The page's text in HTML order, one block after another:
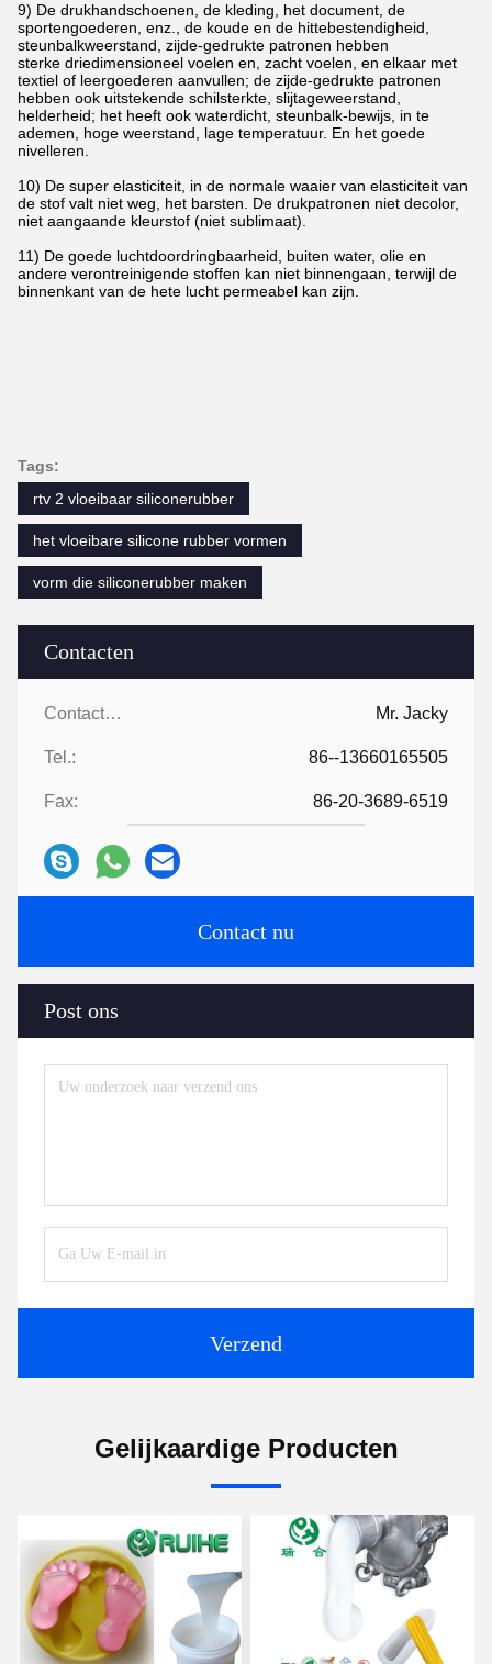
Contacten
Contacten: Mr. Jacky
Tel.: 86--13660165505
Fax: 86-20-3689-6519
Contact nu
Post ons
Verzend
9) De drukhandschoenen, de kleding, het document, de
sportengoederen, enz., de koude en de hittebestendigheid,
steunbalkweerstand, zijde-gedrukte patronen hebben
sterke driedimensioneel voelen en, zacht voelen, en elkaar met
textiel of leergoederen aanvullen; de zijde-gedrukte patronen
hebben ook uitstekende schilsterkte, slijtageweerstand,
helderheid; het heeft ook waterdicht, steunbalk-bewijs, in te
ademen, hoge weerstand, lage temperatuur. En het goede
nivelleren.
10) De super elasticiteit, in de normale waaier van elasticiteit van
de stof valt niet weg, het barsten. De drukpatronen niet decolor,
niet aangaande kleurstof (niet sublimaat).
11) De goede luchtdoordringbaarheid, buiten water, olie en
andere verontreinigende stoffen kan niet binnengaan, terwijl de
binnenkant van de hete lucht permeabel kan zijn.
Tags:
rtv 2 vloeibaar siliconerubber
het vloeibare silicone rubber vormen
vorm die siliconerubber maken
Gelijkaardige Producten